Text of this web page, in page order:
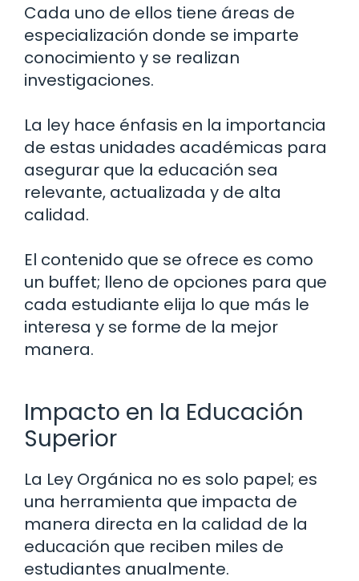
Cada uno de ellos tiene áreas de
especialización donde se imparte
conocimiento y se realizan
investigaciones.
La ley hace énfasis en la importancia
de estas unidades académicas para
asegurar que la educación sea
relevante, actualizada y de alta
calidad.
El contenido que se ofrece es como
un buffet; lleno de opciones para que
cada estudiante elija lo que más le
interesa y se forme de la mejor
manera.
Impacto en la Educación
Superior
La Ley Orgánica no es solo papel; es
una herramienta que impacta de
manera directa en la calidad de la
educación que reciben miles de
estudiantes anualmente.